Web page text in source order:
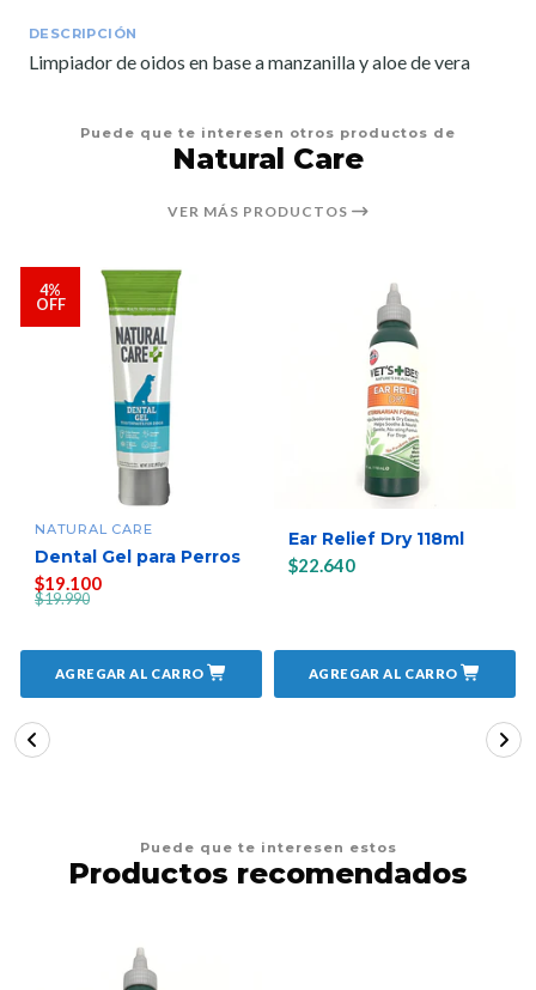
DESCRIPCIÓN
Limpiador de oidos en base a manzanilla y aloe de vera
Puede que te interesen otros productos de
Natural Care
VER MÁS PRODUCTOS
4%
OFF
NATURAL CARE
Dental Gel para Perros
$19.100
$19.990
AGREGAR AL CARRO
Ear Relief Dry 118ml
$22.640
AGREGAR AL CARRO
Puede que te interesen estos
Productos recomendados